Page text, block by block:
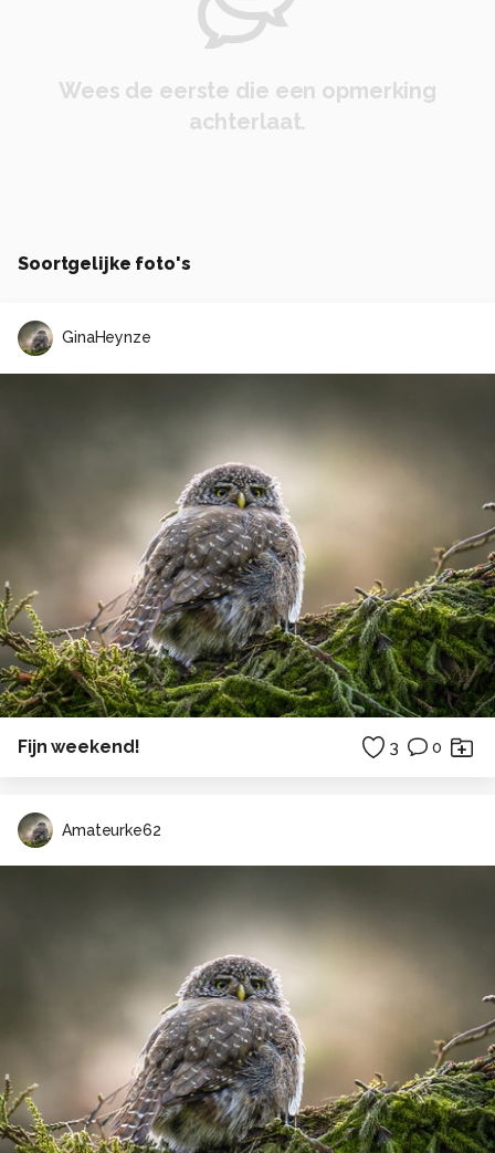
Wees de eerste die een opmerking
achterlaat.
Soortgelijke foto's
GinaHeynze
Fijn weekend! 3 0
Amateurke62